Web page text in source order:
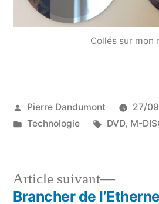
Collés sur mon
Publié
par
Pierre Dandumont
27/
Publié
Technologie Étiquettes :
DVD, M-
Article suivant
Article
Brancher de